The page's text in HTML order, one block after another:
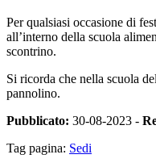
Per qualsiasi occasione di
all’interno della scuola
scontrino.
Si ricorda che nella scuola
pannolino.
Pubblicato: 30-08-2023 -
Tag pagina: Sedi